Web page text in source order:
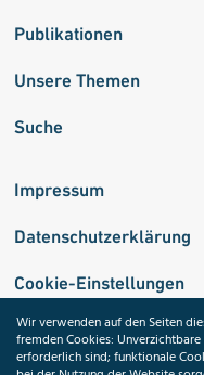
Publikationen
Unsere Themen
Suche
Impressum
Datenschutzerklärung
Cookie-Einstellungen
Wir verwenden auf den Seiten
fremden Cookies:
erforderlich sind; funktionale